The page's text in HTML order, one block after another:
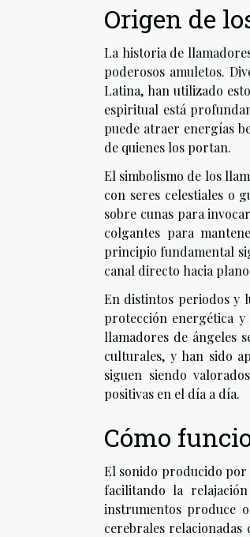
Origen de
La historia de
poderosos amuletos.
Latina, han utilizado
espiritual está
puede atraer energías
de quienes los portan.
El simbolismo de los
con seres celestiales o
sobre cunas para
colgantes para
principio fundamental
canal directo hacia
En distintos periodos y
protección energética
llamadores de ángeles
culturales, y han sido
siguen siendo
positivas en el día a día.
Cómo
El sonido producido por
facilitando la
instrumentos produce
cerebrales